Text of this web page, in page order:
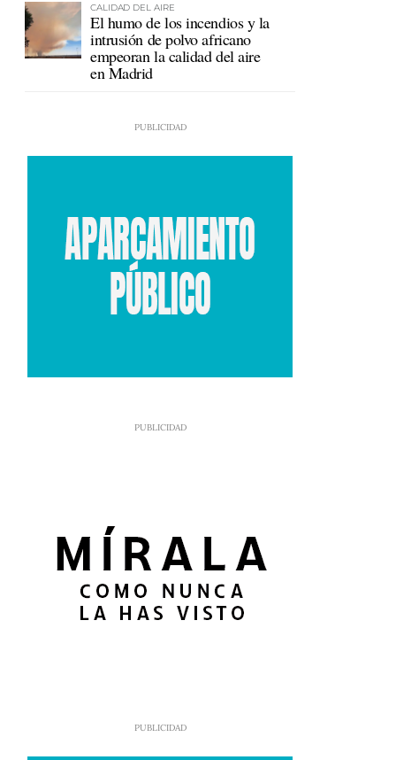
CALIDAD DEL AIRE
El humo de los incendios y la
intrusión de polvo africano
empeoran la calidad del aire
en Madrid